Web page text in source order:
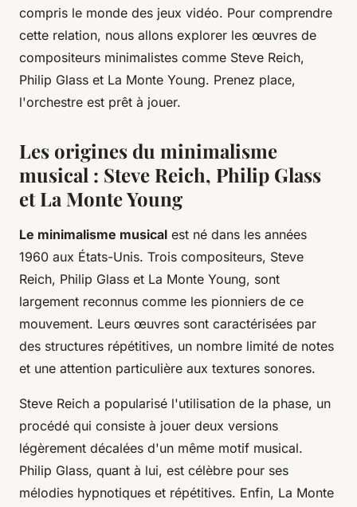
compris le monde des jeux vidéo. Pour comprendre
cette relation, nous allons explorer les œuvres de
compositeurs minimalistes comme Steve Reich,
Philip Glass et La Monte Young. Prenez place,
l'orchestre est prêt à jouer.
Les origines du minimalisme
musical : Steve Reich, Philip Glass
et La Monte Young
Le minimalisme musical est né dans les années
1960 aux États-Unis. Trois compositeurs, Steve
Reich, Philip Glass et La Monte Young, sont
largement reconnus comme les pionniers de ce
mouvement. Leurs œuvres sont caractérisées par
des structures répétitives, un nombre limité de notes
et une attention particulière aux textures sonores.
Steve Reich a popularisé l'utilisation de la phase, un
procédé qui consiste à jouer deux versions
légèrement décalées d'un même motif musical.
Philip Glass, quant à lui, est célèbre pour ses
mélodies hypnotiques et répétitives. Enfin, La Monte